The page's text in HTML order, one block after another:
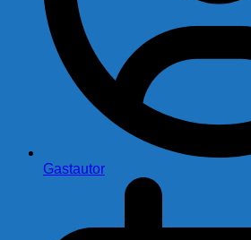
Gastautor